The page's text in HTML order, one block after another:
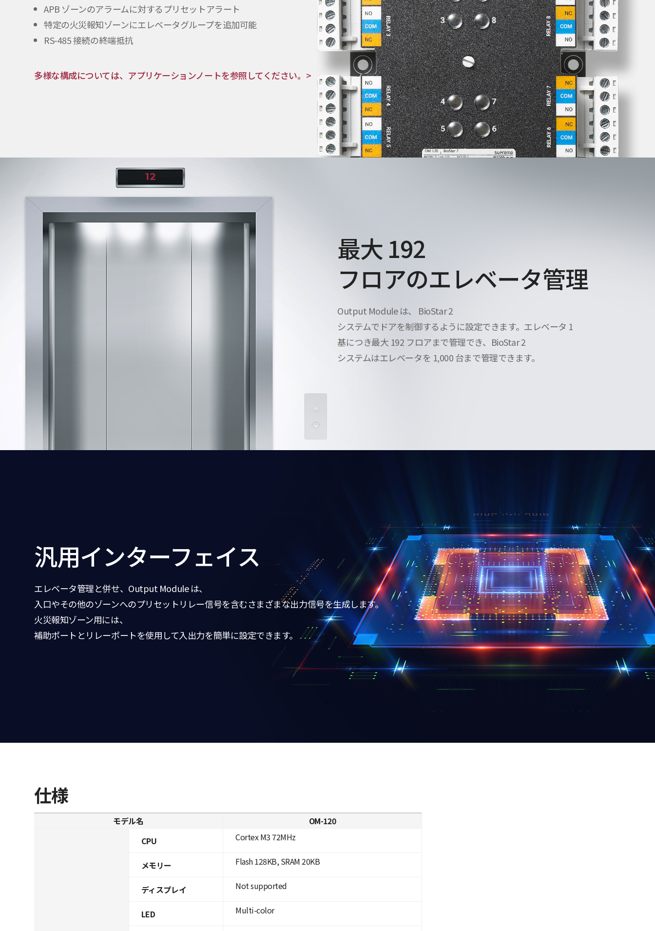
APB ゾーンのアラームに対するプリセットアラート
特定の火災報知ゾーンにエレベータグループを追加可能
RS-485 接続の終端抵抗
多様な構成については、アプリケーションノートを参照してください。>
最大 192
フロアのエレベータ管理
Output Module は、 BioStar 2
システムでドアを制御するように設定できます。エレベータ 1
基につき最大 192 フロアまで管理でき、BioStar 2
システムはエレベータを 1,000 台まで管理できます。
汎用インターフェイス
エレベータ管理と併せ、Output Module は、
入口やその他のゾーンへのプリセットリレー信号を含むさまざまな出力信号を生成します。
火災報知ゾーン用には、
補助ポートとリレーポートを使用して入出力を簡単に設定できます。
仕様
モデル名
CPU
メモリー
ディスプレイ
LED
OM-120
Cortex M3 72MHz
Flash 128KB, SRAM 20KB
Not supported
Multi-color